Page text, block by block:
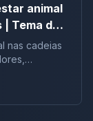
animal
Tema de
nas cadeias